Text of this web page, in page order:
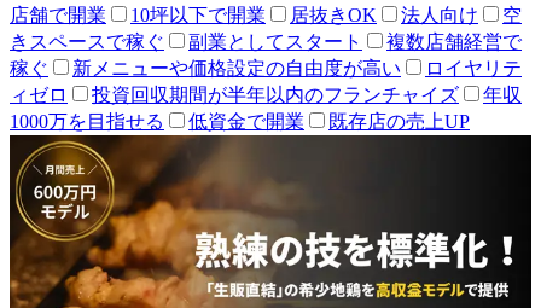
店舗で開業
10坪以下で開業 居抜きOK 法人向け
空
きスペースで稼ぐ
副業としてスタート
複数店舗経営で
稼ぐ
新メニューや価格設定の自由度が高い
ロイヤリテ
ィゼロ
投資回収期間が半年以内のフランチャイズ
年収
1000万を目指せる
低資金で開業 既存店の売上UP